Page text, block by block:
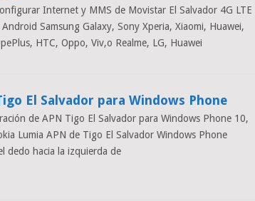
Internet y MMS de Movistar El Salvador 4G LTE
Samsung Galaxy, Sony Xperia, Xiaomi, Huawei,
HTC, Oppo, Viv,o Realme, LG, Huawei
El Salvador para Windows Phone
de APN Tigo El Salvador para Windows Phone 10,
Lumia APN de Tigo El Salvador Windows Phone
dedo hacia la izquierda de